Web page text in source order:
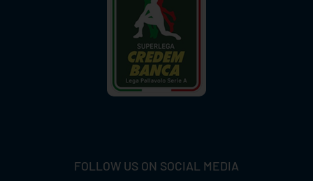
FOLLOW US ON SOCIAL MEDIA